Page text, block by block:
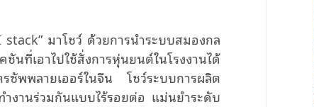
มาโชว์ ด้วยการนำระบบสมองกล
ที่เอาไปใช้สั่งการหุ่นยนต์ในโรงงานได้
ลายเออร์ในจีน โชว์ระบบการผลิต
านร่วมกันแบบไร้รอยต่อ แม่นยำระดับ